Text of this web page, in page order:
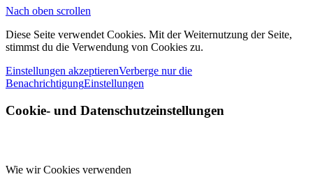
Nach oben scrollen
Diese Seite verwendet Cookies. Mit der Weiternutzung der Seite,
stimmst du die Verwendung von Cookies zu.
Einstellungen akzeptierenVerberge nur die
BenachrichtigungEinstellungen
Cookie- und Datenschutzeinstellungen
Wie wir Cookies verwenden